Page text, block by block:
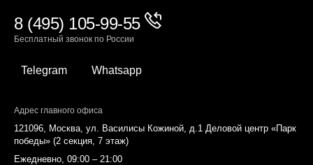
8 (495) 105-99-55
Бесплатный звонок по России
Telegram Whatsapp
Адрес главного офиса
121096, Москва, ул. Василисы Кожиной, д.1 Деловой центр «Парк
победы» (2 секция, 7 этаж)
Ежедневно, 09:00 – 21:00